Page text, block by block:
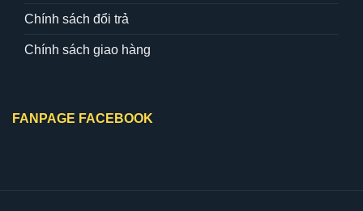
Chính sách đổi trả
Chính sách giao hàng
FANPAGE FACEBOOK